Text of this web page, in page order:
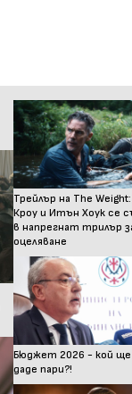
Трейлър на The
Кроу и Итън Хоук се
в напрегнат трилър
оцеляване
Бюджет 2026 - кой ще
даде пари?!